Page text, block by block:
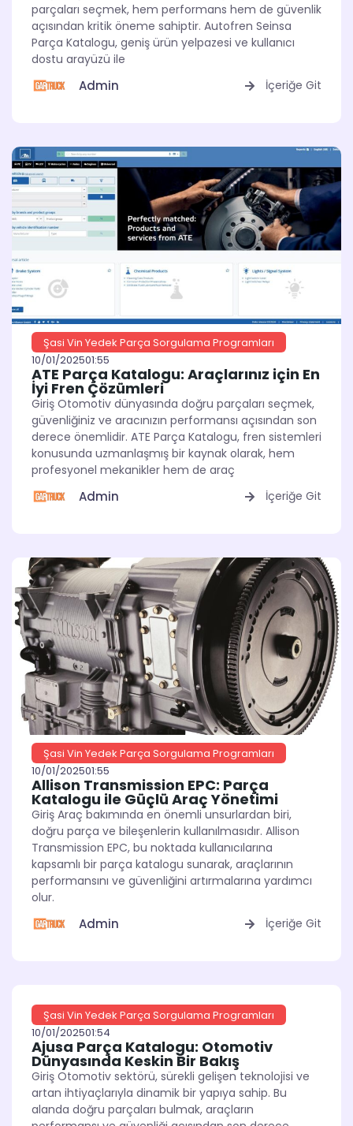
parçaları seçmek, hem performans hem de güvenlik
açısından kritik öneme sahiptir. Autofren Seinsa
Parça Katalogu, geniş ürün yelpazesi ve kullanıcı
dostu arayüzü ile
Admin İçeriğe Git
Şasi Vin Yedek Parça Sorgulama Programları
10/01/202501:55
ATE Parça Katalogu: Araçlarınız için En
İyi Fren Çözümleri
Giriş Otomotiv dünyasında doğru parçaları seçmek,
güvenliğiniz ve aracınızın performansı açısından son
derece önemlidir. ATE Parça Katalogu, fren sistemleri
konusunda uzmanlaşmış bir kaynak olarak, hem
profesyonel mekanikler hem de araç
Admin İçeriğe Git
Şasi Vin Yedek Parça Sorgulama Programları
10/01/202501:55
Allison Transmission EPC: Parça
Katalogu ile Güçlü Araç Yönetimi
Giriş Araç bakımında en önemli unsurlardan biri,
doğru parça ve bileşenlerin kullanılmasıdır. Allison
Transmission EPC, bu noktada kullanıcılarına
kapsamlı bir parça katalogu sunarak, araçlarının
performansını ve güvenliğini artırmalarına yardımcı
olur.
Admin İçeriğe Git
Şasi Vin Yedek Parça Sorgulama Programları
10/01/202501:54
Ajusa Parça Katalogu: Otomotiv
Dünyasında Keskin Bir Bakış
Giriş Otomotiv sektörü, sürekli gelişen teknolojisi ve
artan ihtiyaçlarıyla dinamik bir yapıya sahip. Bu
alanda doğru parçaları bulmak, araçların